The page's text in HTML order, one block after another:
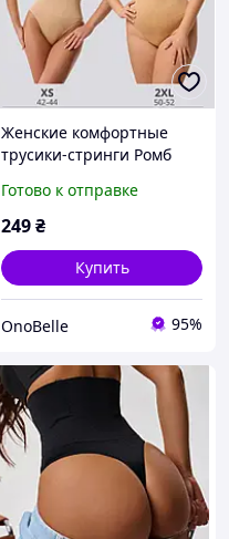
Женские комфортные
трусики-стринги Ромб
Коррекционное белье для
женщин Бежевый, XXL
Готово к отправке
249₴
Купить
OnoBelle 95%